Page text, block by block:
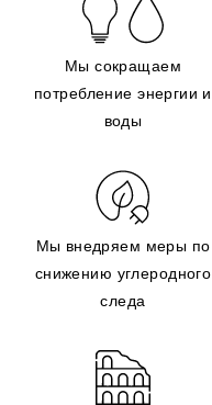
Мы сокращаем
потребление энергии и
воды
Мы внедряем меры по
снижению углеродного
следа